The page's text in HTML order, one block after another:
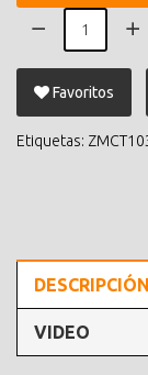
Favoritos
Etiquetas:
DESCRIPCIÓN
VIDEO